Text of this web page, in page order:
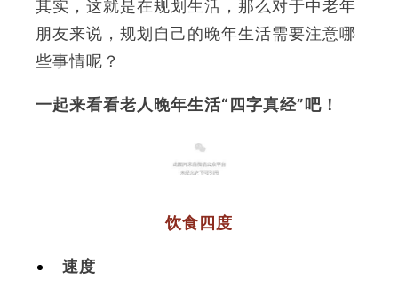
其实，这就是在规划生活，那么对于中老年
朋友来说，规划自己的晚年生活需要注意哪
些事情呢？
一起来看看老人晚年生活“四字真经”吧！
1
饮食四度
速度